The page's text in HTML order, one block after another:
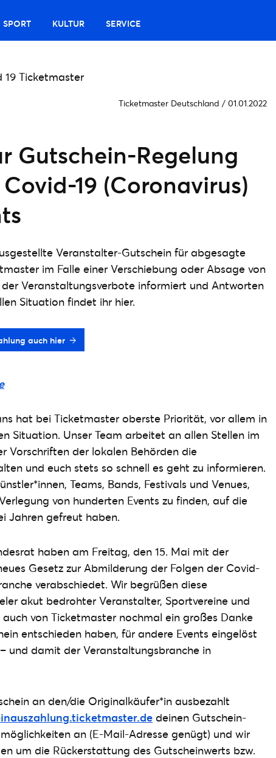
SPORT KULTUR SERVICE
Ticketmaster Deutschland / 01.01.2022
Gutschein-Regelung
19 (Coronavirus)
Veranstalter-Gutschein für abgesagte
im Falle einer Verschiebung oder Absage von
Veranstaltungsverbote informiert und Antworten
Situation findet ihr hier.
auch hier
hat bei Ticketmaster oberste Priorität, vor allem in
Situation. Unser Team arbeitet an allen Stellen im
Vorschriften der lokalen Behörden die
und euch stets so schnell es geht zu informieren.
Teams, Bands, Festivals und Venues,
von hunderten Events zu finden, auf die
Jahren gefreut haben.
haben am Freitag, den 15. Mai mit der
Gesetz zur Abmilderung der Folgen der Covid-
verabschiedet. Wir begrüßen diese
akut bedrohter Veranstalter, Sportvereine und
von Ticketmaster nochmal ein großes Danke
entschieden haben, für andere Events eingelöst
und damit der Veranstaltungsbranche in
an den/die Originalkäufer*in ausbezahlt
deinen Gutschein-
an (E-Mail-Adresse genügt) und wir
um die Rückerstattung des Gutscheinwerts bzw.